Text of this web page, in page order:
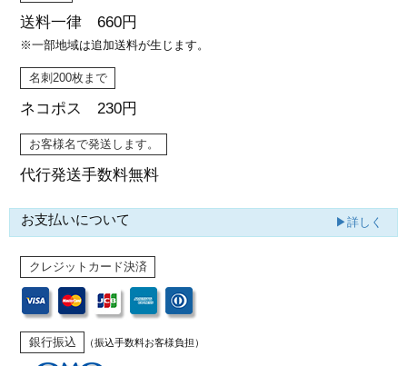
送料一律 660円
※一部地域は追加送料が生じます。
名刺200枚まで
ネコポス 230円
お客様名で発送します。
代行発送手数料無料
お支払いについて ▶詳しく
クレジットカード決済
銀行振込 （振込手数料お客様負担）